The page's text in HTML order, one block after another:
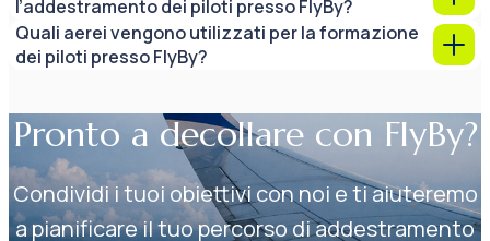
l’addestramento dei piloti presso FlyBy?
Quali aerei vengono utilizzati per la formazione
dei piloti presso FlyBy?
Pronto a decollare con FlyBy?
Condividi i tuoi obiettivi con noi e ti aiuteremo
a pianificare il tuo percorso di addestramento